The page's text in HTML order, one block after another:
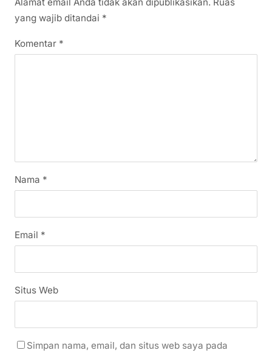
yang wajib ditandai *
Komentar *
Nama *
Email *
Situs Web
Simpan nama, email, dan situs web saya pada